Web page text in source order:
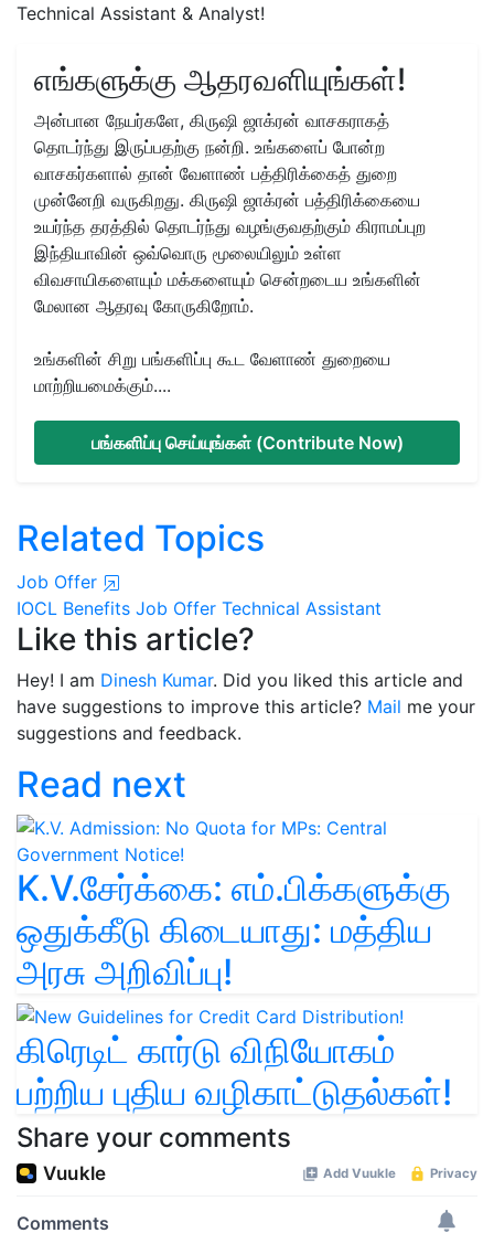
Technical Assistant & Analyst!
எங்களுக்கு ஆதரவளியுங்கள்!
அன்பான நேயர்களே, கிருஷி ஜாக்ரன் வாசகராகத்
தொடர்ந்து இருப்பதற்கு நன்றி. உங்களைப் போன்ற
வாசகர்களால் தான் வேளாண் பத்திரிக்கைத் துறை
முன்னேறி வருகிறது. கிருஷி ஜாக்ரன் பத்திரிக்கையை
உயர்ந்த தரத்தில் தொடர்ந்து வழங்குவதற்கும் கிராமப்புற
இந்தியாவின் ஒவ்வொரு மூலையிலும் உள்ள
விவசாயிகளையும் மக்களையும் சென்றடைய உங்களின்
மேலான ஆதரவு கோருகிறோம்.
உங்களின் சிறு பங்களிப்பு கூட வேளாண் துறையை
மாற்றியமைக்கும்....
பங்களிப்பு செய்யுங்கள் (Contribute Now)
Related Topics
Job Offer
IOCL Benefits Job Offer Technical Assistant
Like this article?
Hey! I am Dinesh Kumar. Did you liked this article and
have suggestions to improve this article? Mail me your
suggestions and feedback.
Read next
K.V.சேர்க்கை: எம்.பிக்களுக்கு
ஒதுக்கீடு கிடையாது: மத்திய
அரசு அறிவிப்பு!
கிரெடிட் கார்டு விநியோகம்
பற்றிய புதிய வழிகாட்டுதல்கள்!
Share your comments